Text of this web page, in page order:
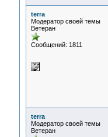
terra
Модератор своей темы
Ветеран
Сообщений: 1811
terra
Модератор своей темы
Ветеран